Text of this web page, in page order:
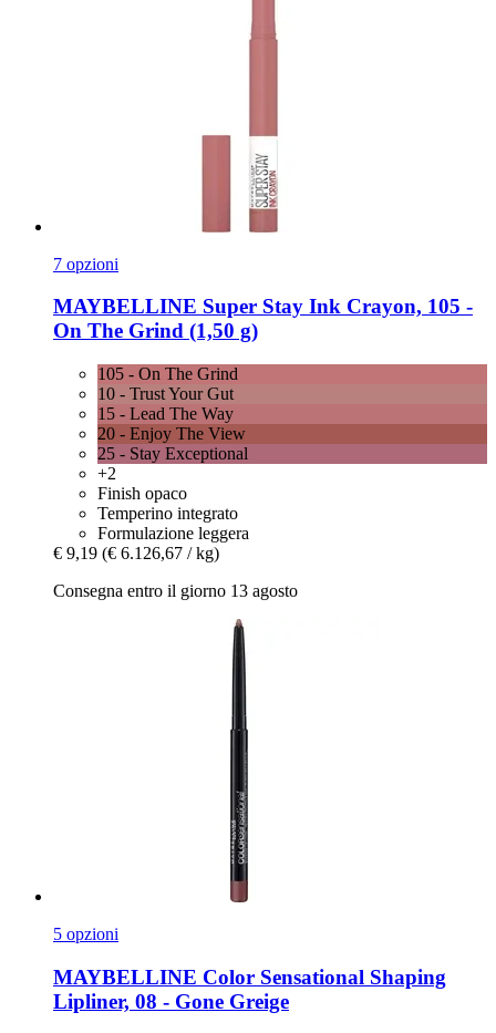
7 opzioni
MAYBELLINE Super Stay Ink Crayon, 105 -​
On The Grind (1,50 g)
105 - On The Grind
10 - Trust Your Gut
15 - Lead The Way
20 - Enjoy The View
25 - Stay Exceptional
+2
Finish opaco
Temperino integrato
Formulazione leggera
€ 9,19 (€ 6.126,67 / kg)
Consegna entro il giorno 13 agosto
5 opzioni
MAYBELLINE Color Sensational Shaping
Lipliner, 08 -​ Gone Greige